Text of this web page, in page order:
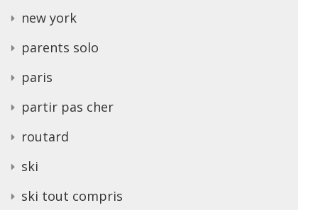
new york
parents solo
paris
partir pas cher
routard
ski
ski tout compris